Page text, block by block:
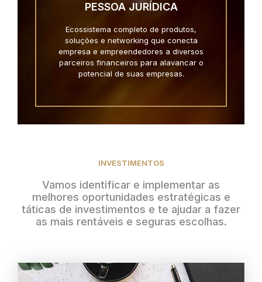
PESSOA JURÍDICA
Ecossistema completo de produtos,
soluções e networking que conecta
empresa e empreendedores a diversos
parceiros financeiros para alavancar o
potencial de suas empresas.
INVESTIMENTOS
Vamos identificar e implementar as
melhores oportunidades estratégicas e
táticas de investimentos e te ajudar a fazer
as mais rentáveis e seguras escolhas.